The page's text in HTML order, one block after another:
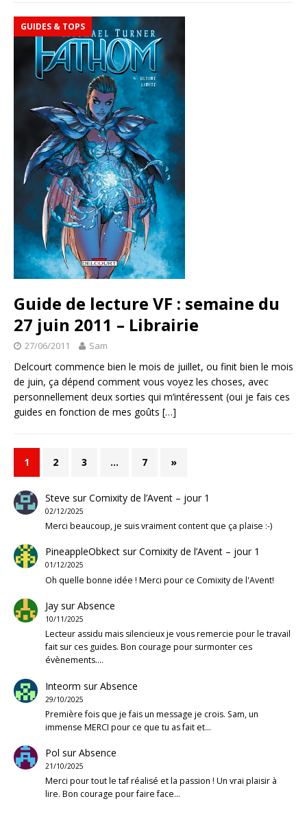
GUIDES & TOPS
Guide de lecture VF : semaine du
27 juin 2011 – Librairie
27/06/2011 Sam
Delcourt commence bien le mois de juillet, ou finit bien le mois
de juin, ça dépend comment vous voyez les choses, avec
personnellement deux sorties qui m’intéressent (oui je fais ces
guides en fonction de mes goûts […]
1 2 3 … 7 »
Steve surComixity de l’Avent – jour 1
02/12/2025
Merci beaucoup, je suis vraiment content que ça plaise :-)
PineappleObkectsurComixity de l’Avent – jour 1
01/12/2025
Oh quelle bonne idée ! Merci pour ce Comixity de l'Avent!
JaysurAbsence
10/11/2025
Lecteur assidu mais silencieux je vous remercie pour le travail
fait sur ces guides. Bon courage pour surmonter ces
évènements.…
Inteorm surAbsence
29/10/2025
Première fois que je fais un message je crois. Sam, un
immense MERCI pour ce que tu as fait et…
Pol surAbsence
21/10/2025
Merci pour tout le taf réalisé et la passion ! Un vrai plaisir à
lire. Bon courage pour faire face…